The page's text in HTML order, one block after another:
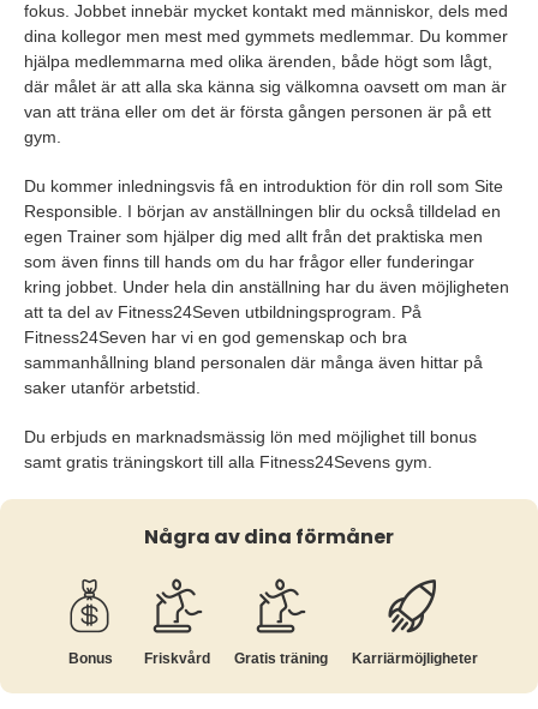
fokus. Jobbet innebär mycket kontakt med människor, dels med
dina kollegor men mest med gymmets medlemmar. Du kommer
hjälpa medlemmarna med olika ärenden, både högt som lågt,
där målet är att alla ska känna sig välkomna oavsett om man är
van att träna eller om det är första gången personen är på ett
gym.
Du kommer inledningsvis få en introduktion för din roll som Site
Responsible. I början av anställningen blir du också tilldelad en
egen Trainer som hjälper dig med allt från det praktiska men
som även finns till hands om du har frågor eller funderingar
kring jobbet. Under hela din anställning har du även möjligheten
att ta del av Fitness24Seven utbildningsprogram. På
Fitness24Seven har vi en god gemenskap och bra
sammanhållning bland personalen där många även hittar på
saker utanför arbetstid.
Du erbjuds en marknadsmässig lön med möjlighet till bonus
samt gratis träningskort till alla Fitness24Sevens gym.
Några av dina förmåner
Bonus Friskvård Gratis träning Karriär­möjligheter